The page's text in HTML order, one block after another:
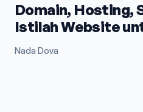
Domain, Hosting,
Istilah Website
Gak Bingung)
Nada Dova